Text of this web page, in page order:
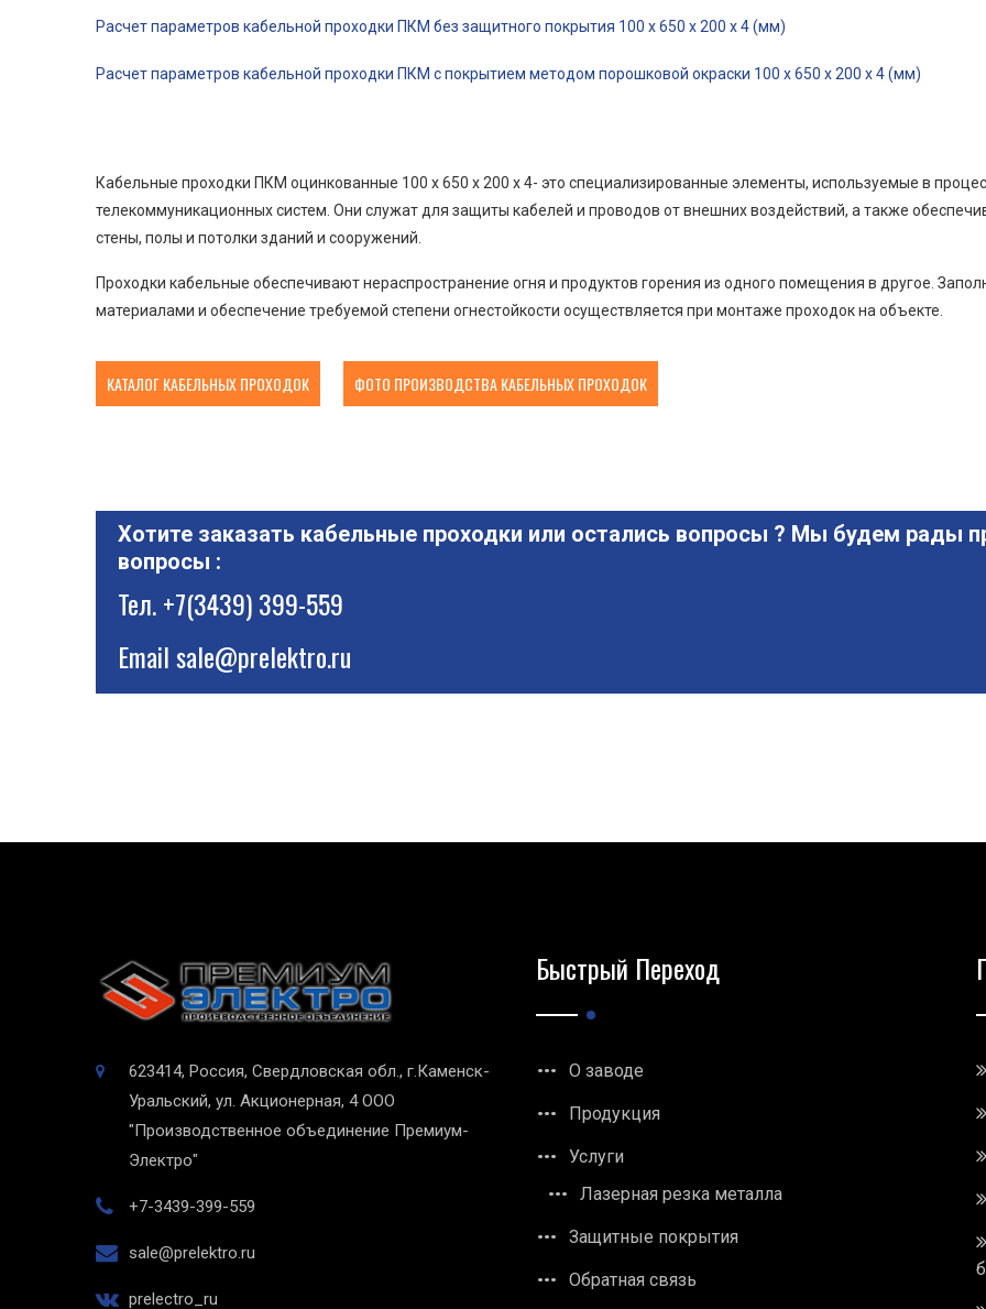
Расчет параметров кабельной проходки ПКМ без защитного покрытия 100 x 650 x 200 x 4 (мм)
Расчет параметров кабельной проходки ПКМ с покрытием методом порошковой окраски 100 x 650 x 200 x 4 (мм)
Кабельные проходки ПКМ оцинкованные 100 x 650 x 200 x 4- это специализированные элементы, используемые в
телекоммуникационных систем. Они служат для защиты кабелей и проводов от внешних воздействий, а также
стены, полы и потолки зданий и сооружений.
Проходки кабельные обеспечивают нераспространение огня и продуктов горения из одного помещения в другое.
материалами и обеспечение требуемой степени огнестойкости осуществляется при монтаже проходок на объекте.
КАТАЛОГ КАБЕЛЬНЫХ ПРОХОДОК ФОТО ПРОИЗВОДСТВА КАБЕЛЬНЫХ ПРОХОДОК
Хотите заказать кабельные проходки или остались вопросы ? Мы будем рады
вопросы :
Тел.+7(3439) 399-559
Emailsale@prelektro.ru
623414, Россия, Свердловская обл., г.Каменск-
Уральский, ул. Акционерная, 4 ООО
"Производственное объединение Премиум-
Электро"
+7-3439-399-559
sale@prelektro.ru
prelectro_ru
Быстрый Переход
О заводе
Продукция
Услуги
Лазерная резка металла
Защитные покрытия
Обратная связь